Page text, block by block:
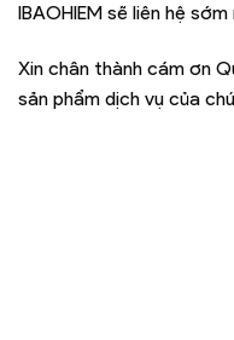
IBAOHIEM sẽ liên hệ
Xin chân thành cám ơn
sản phẩm dịch vụ của